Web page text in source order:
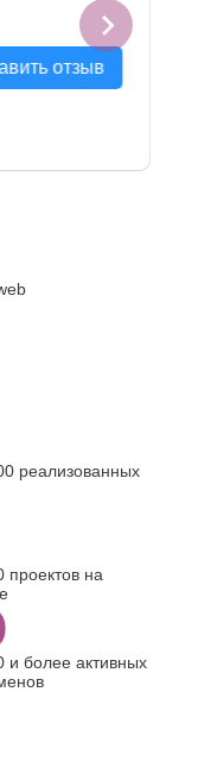
отзыв
реализованных
проектов на
и более активных